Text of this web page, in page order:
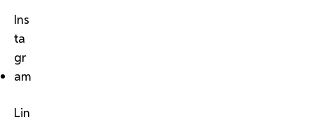
Ins
ta
gr
am
Lin